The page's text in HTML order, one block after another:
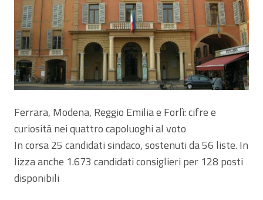
Ferrara, Modena, Reggio Emilia e Forlì: cifre e
curiosità nei quattro capoluoghi al voto
In corsa 25 candidati sindaco, sostenuti da 56 liste. In
lizza anche 1.673 candidati consiglieri per 128 posti
disponibili